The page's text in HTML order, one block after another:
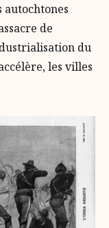
autochtones
de
du
les villes